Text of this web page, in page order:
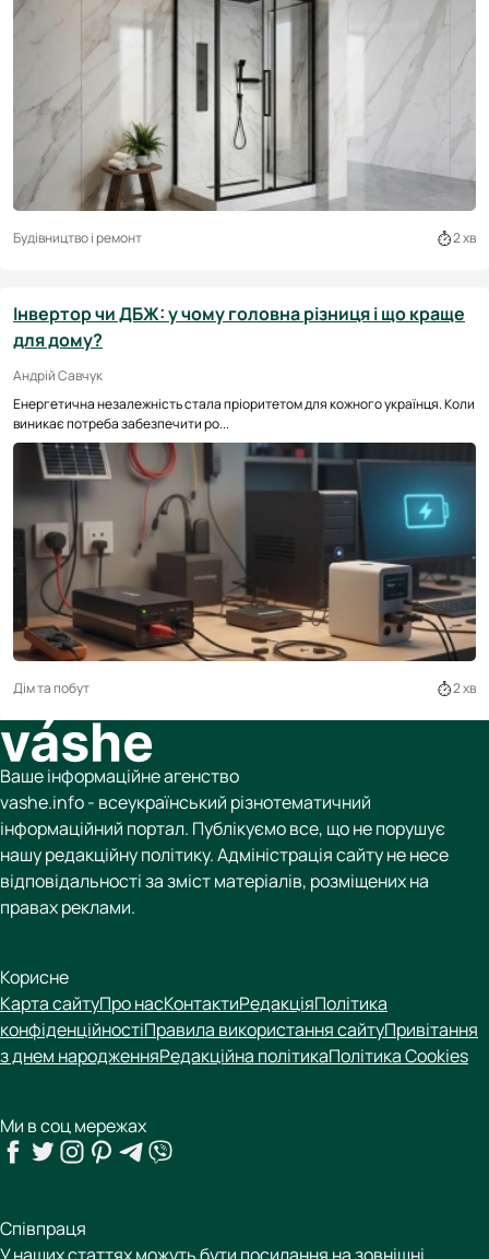
Будівництво і ремонт 2 хв
Інвертор чи ДБЖ: у чому головна різниця і що краще
для дому?
Андрій Савчук
Енергетична незалежність стала пріоритетом для кожного українця. Коли
виникає потреба забезпечити ро...
Дім та побут 2 хв
Ваше інформаційне агенство
vashe.info - всеукраїнський різнотематичний
інформаційний портал. Публікуємо все, що не порушує
нашу редакційну політику. Адміністрація сайту не несе
відповідальності за зміст матеріалів, розміщених на
правах реклами.
Корисне
Карта сайтуПро насКонтактиРедакціяПолітика
конфіденційностіПравила використання сайтуПривітання
з днем народженняРедакційна політикаПолітика Cookies
Ми в соц мережах
Співпраця